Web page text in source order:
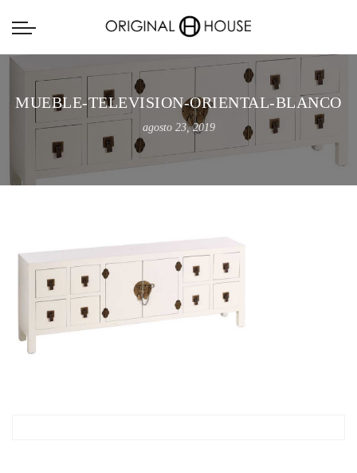
MUEBLE-TELEVISION-ORIENTAL-BLANCO
agosto 23, 2019